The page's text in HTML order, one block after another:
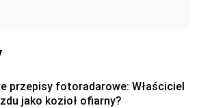
przepisy fotoradarowe: Właściciel
jako kozioł ofiarny?